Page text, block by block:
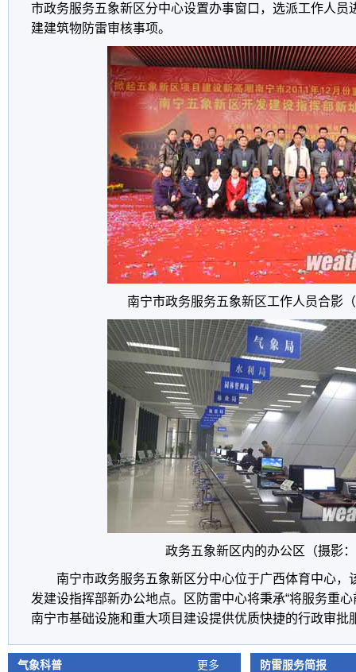
市政务服务五象新区分中心设置办事窗口，选派工作人员
建建筑物防雷审核事项。
南宁市政务服务五象新区工作人员合影
政务五象新区内的办公区（摄影
南宁市政务服务五象新区分中心位于广西体育中心，
发建设指挥部新办公地点。区防雷中心将秉承“将服务重
南宁市基础设施和重大项目建设提供优质快捷的行政审批
气象科普 更多 防雷服务简报